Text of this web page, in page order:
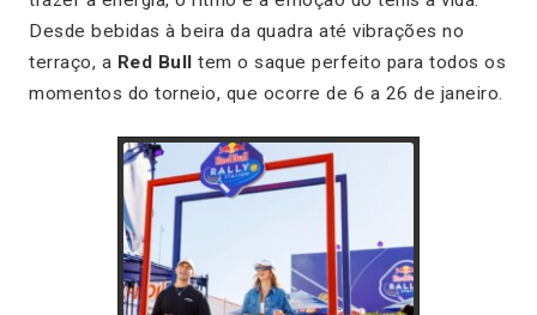
Desde bebidas à beira da quadra até vibrações no
terraço, a Red Bull tem o saque perfeito para todos os
momentos do torneio, que ocorre de 6 a 26 de janeiro.